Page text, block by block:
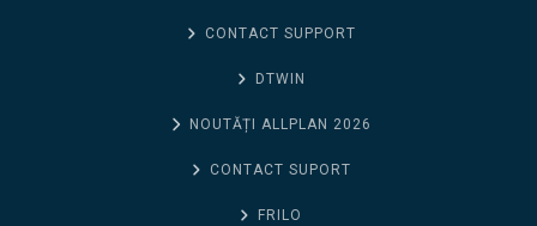
CONTACT SUPPORT
DTWIN
NOUTĂȚI ALLPLAN 2026
CONTACT SUPORT
FRILO